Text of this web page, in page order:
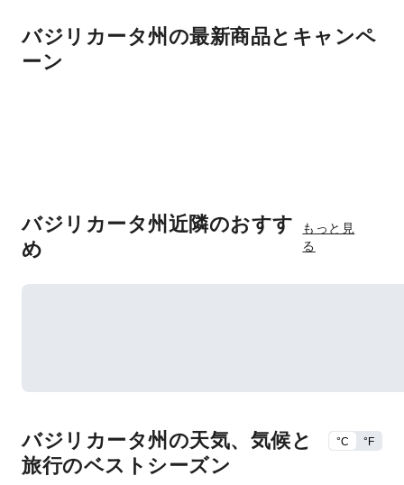
バジリカータ州の最新商品とキャンペ
ーン
バジリカータ州近隣のおすす
め
もっと見
る
バジリカータ州の天気、気候と
旅行のベストシーズン
°C °F